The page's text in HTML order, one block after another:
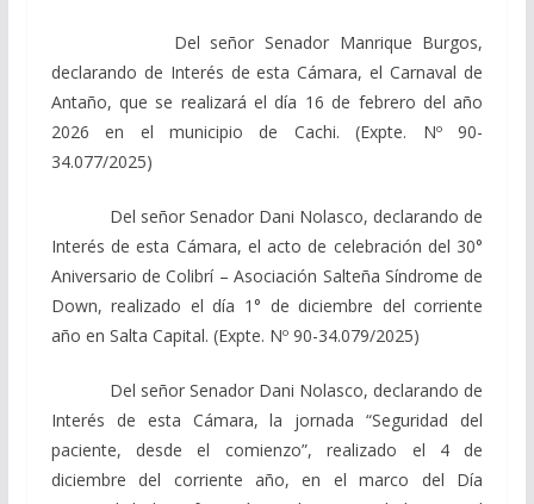
Del señor Senador Manrique Burgos,
declarando de Interés de esta Cámara, el Carnaval de
Antaño, que se realizará el día 16 de febrero del año
2026 en el municipio de Cachi. (Expte. Nº 90-
34.077/2025)
Del señor Senador Dani Nolasco, declarando de
Interés de esta Cámara, el acto de celebración del 30°
Aniversario de Colibrí – Asociación Salteña Síndrome de
Down, realizado el día 1° de diciembre del corriente
año en Salta Capital. (Expte. Nº 90-34.079/2025)
Del señor Senador Dani Nolasco, declarando de
Interés de esta Cámara, la jornada “Seguridad del
paciente, desde el comienzo”, realizado el 4 de
diciembre del corriente año, en el marco del Día